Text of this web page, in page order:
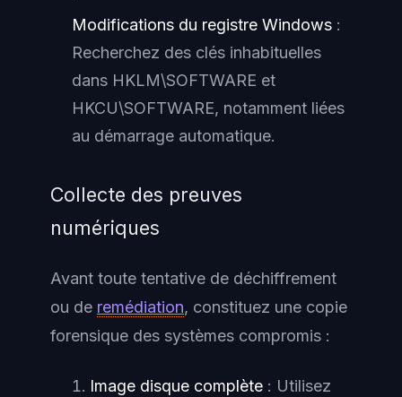
Modifications du registre Windows :
Recherchez des clés inhabituelles
dans HKLM\SOFTWARE et
HKCU\SOFTWARE, notamment liées
au démarrage automatique.
Collecte des preuves
numériques
Avant toute tentative de déchiffrement
ou de remédiation, constituez une copie
forensique des systèmes compromis :
Image disque complète : Utilisez